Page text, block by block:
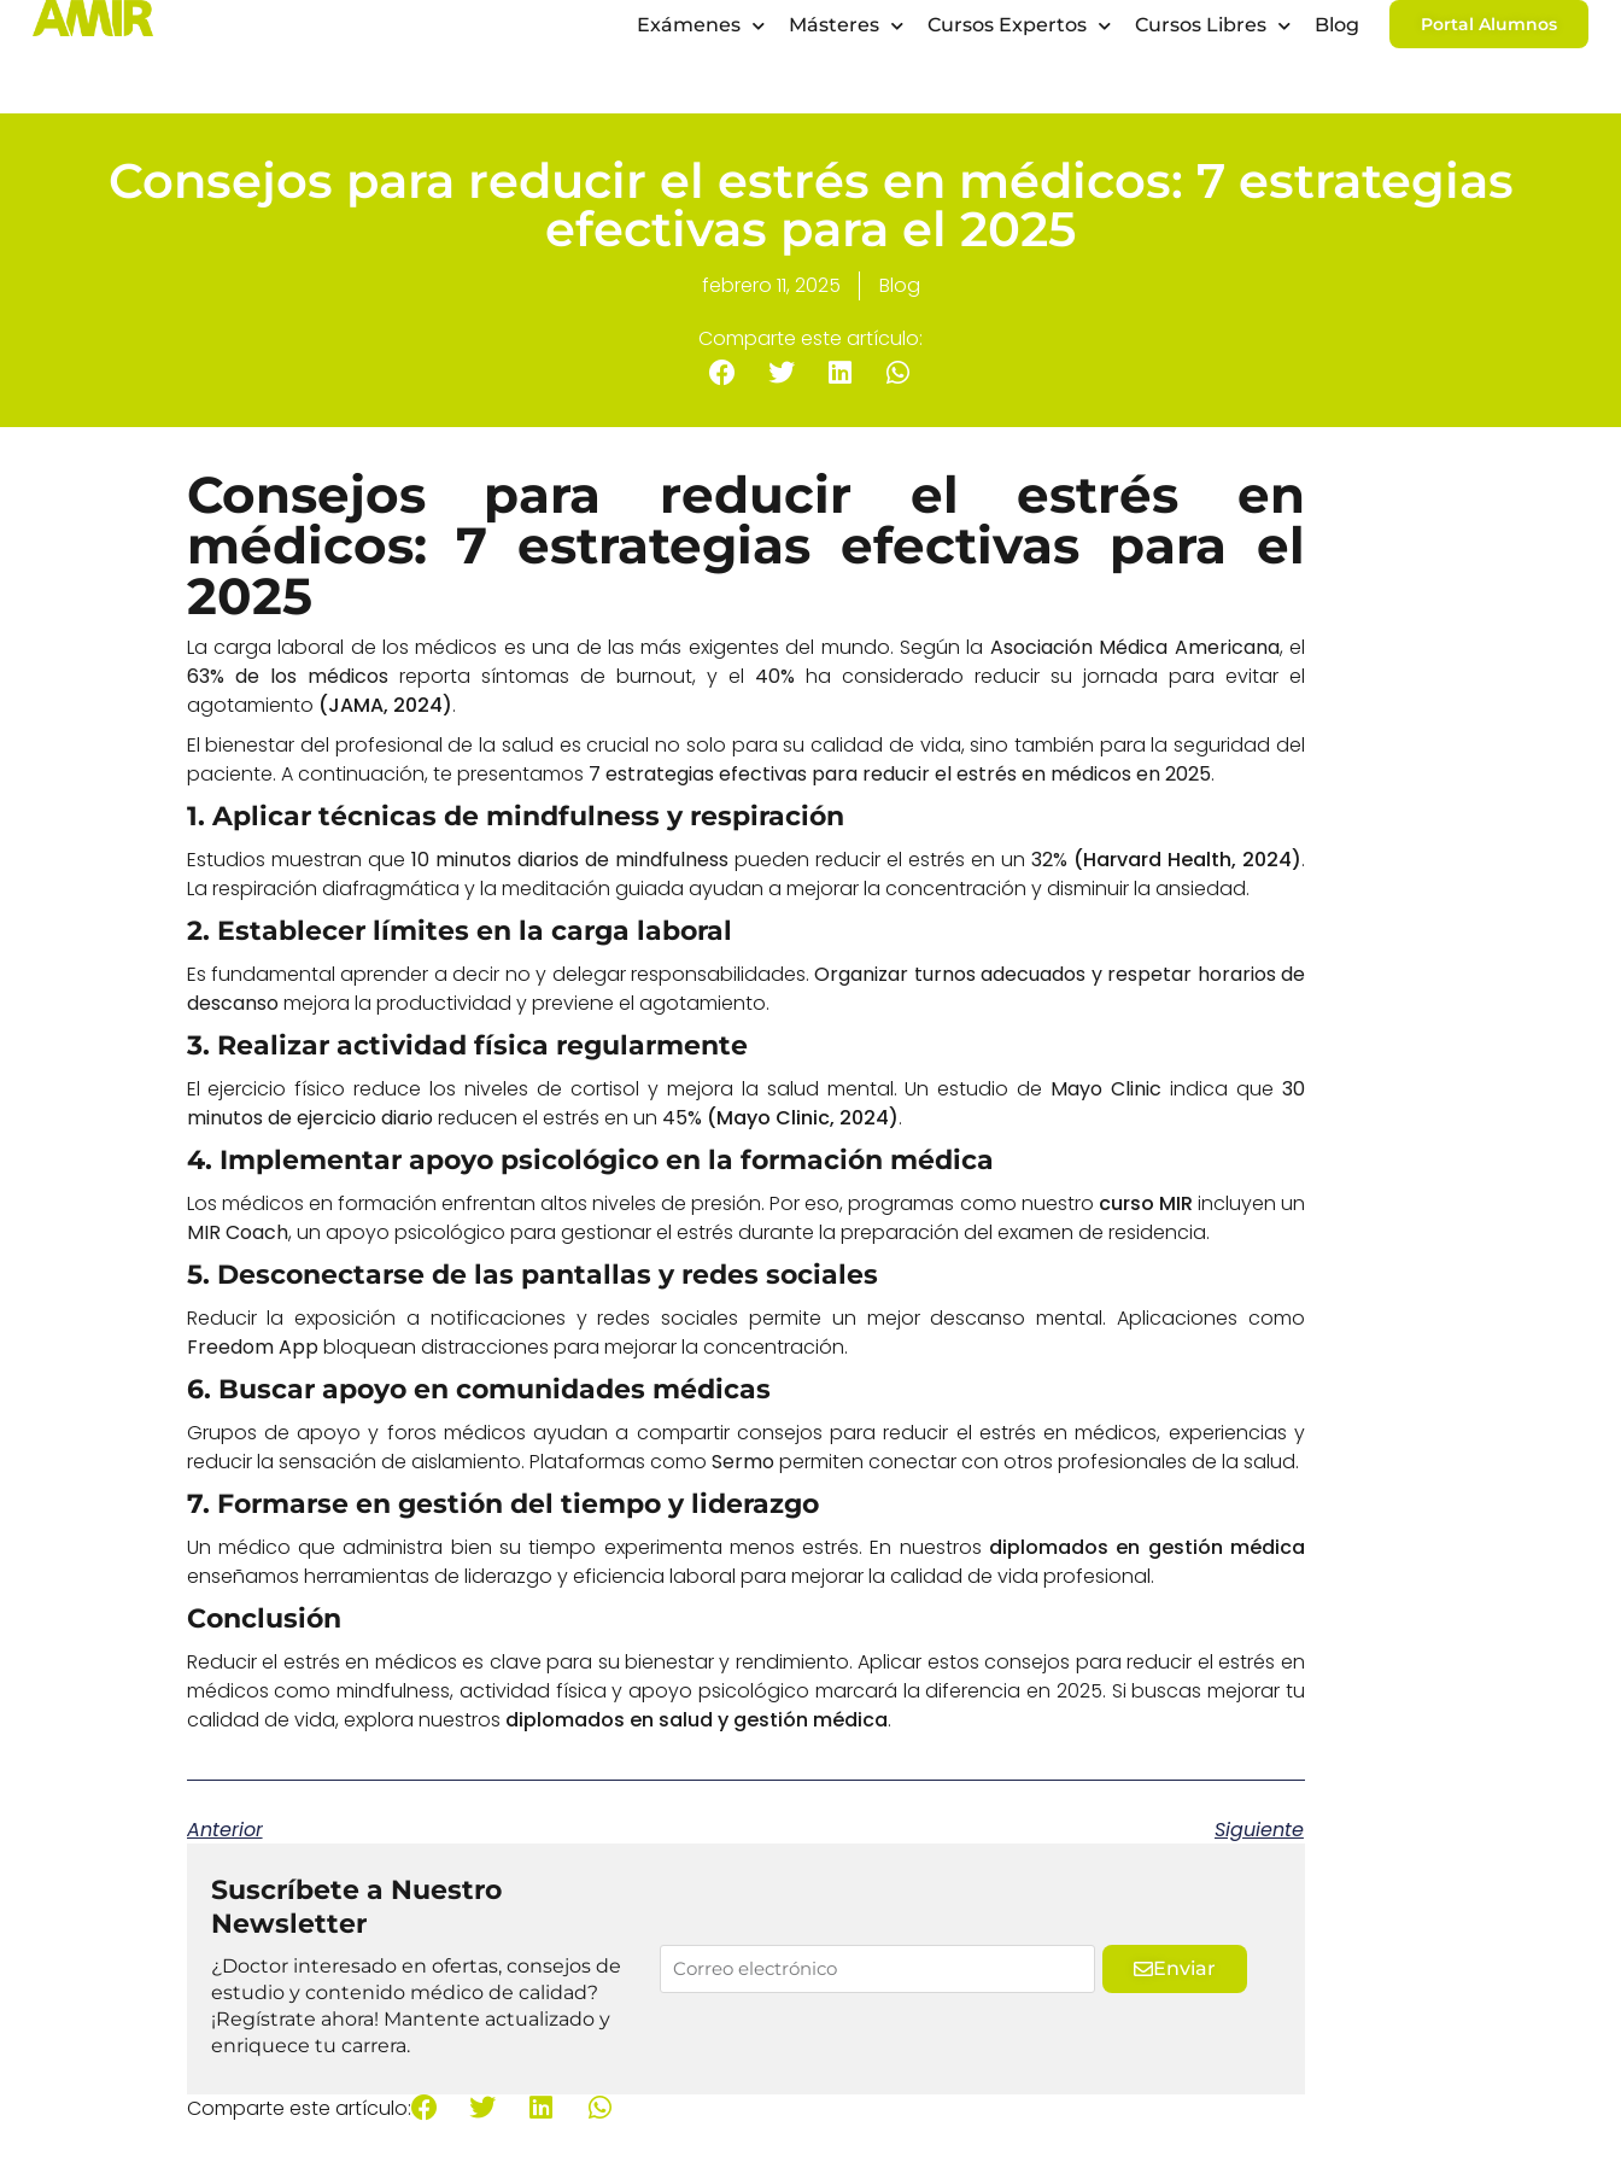
Exámenes Másteres Cursos Expertos Cursos Libres Blog Portal Alumnos
Consejos para reducir el estrés en médicos: 7 estrategias
efectivas para el 2025
febrero 11, 2025
Blog
Comparte este artículo:
Consejos para reducir el estrés en
médicos: 7 estrategias efectivas para el
2025
La carga laboral de los médicos es una de las más exigentes del mundo. Según la Asociación Médica Americana, el
63% de los médicosreporta síntomas de burnout, y el 40% ha considerado reducir su jornada para evitar el
agotamiento (JAMA, 2024).
El bienestar del profesional de la salud es crucial no solo para su calidad de vida, sino también para la seguridad del
paciente. A continuación, te presentamos 7 estrategias efectivas para reducir el estrés en médicos en 2025.
1. Aplicar técnicas de mindfulness y respiración
Estudios muestran que 10 minutos diarios de mindfulnesspueden reducir el estrés en un 32% (Harvard Health, 2024).
La respiración diafragmática y la meditación guiada ayudan a mejorar la concentración y disminuir la ansiedad.
2. Establecer límites en la carga laboral
Es fundamental aprender a decir no y delegar responsabilidades.Organizar turnos adecuados y respetar horarios de
descansomejora la productividad y previene el agotamiento.
3. Realizar actividad física regularmente
El ejercicio físico reduce los niveles de cortisol y mejora la salud mental. Un estudio de Mayo Clinic indica que 30
minutos de ejercicio diarioreducen el estrés en un 45% (Mayo Clinic, 2024).
4. Implementar apoyo psicológico en la formación médica
Los médicos en formación enfrentan altos niveles de presión. Por eso, programas como nuestro curso MIR incluyen un
MIR Coach, un apoyo psicológico para gestionar el estrés durante la preparación del examen de residencia.
5. Desconectarse de las pantallas y redes sociales
Reducir la exposición a notificaciones y redes sociales permite un mejor descanso mental. Aplicaciones como
Freedom Appbloquean distracciones para mejorar la concentración.
6. Buscar apoyo en comunidades médicas
Grupos de apoyo y foros médicos ayudan a compartir consejos para reducir el estrés en médicos, experiencias y
reducir la sensación de aislamiento. Plataformas como Sermopermiten conectar con otros profesionales de la salud.
7. Formarse en gestión del tiempo y liderazgo
Un médico que administra bien su tiempo experimenta menos estrés. En nuestros diplomados en gestión médica
enseñamos herramientas de liderazgo y eficiencia laboral para mejorar la calidad de vida profesional.
Conclusión
Reducir el estrés en médicos es clave para su bienestar y rendimiento. Aplicar estos consejos para reducir el estrés en
médicos como mindfulness, actividad física y apoyo psicológico marcará la diferencia en 2025. Si buscas mejorar tu
calidad de vida, explora nuestros diplomados en salud y gestión médica.
Anterior Siguiente
Suscríbete a Nuestro
Newsletter
¿Doctor interesado en ofertas, consejos de
estudio y contenido médico de calidad?
¡Regístrate ahora! Mantente actualizado y
enriquece tu carrera.
Enviar
Comparte este artículo: